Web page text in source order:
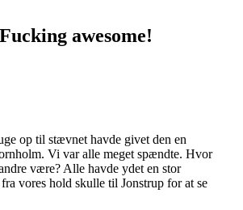
awesome!
op til stævnet havde givet den en
Vi var alle meget spændte. Hvor
være? Alle havde ydet en stor
vores hold skulle til Jonstrup for at se